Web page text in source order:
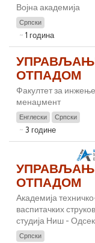
Војна академија
Српски
1 година
ОТПАДОМ
Факултет за
менаџмент
Енглески Српски
3 године
ОТПАДОМ
Академија
васпитачких
студија Ниш -
Српски